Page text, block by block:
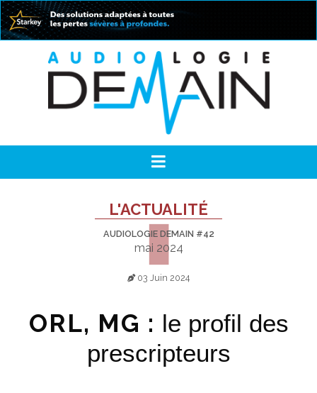
L'ACTUALITÉ
AUDIOLOGIE DEMAIN #42
mai 2024
03 Juin 2024
ORL, MG : le profil des
prescripteurs